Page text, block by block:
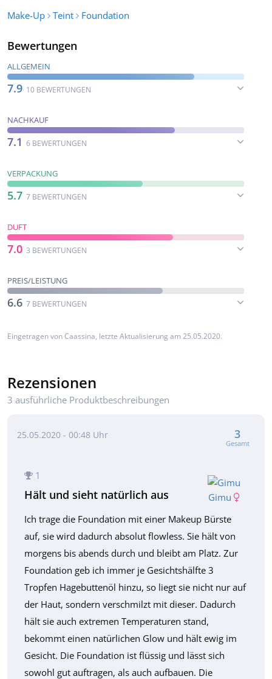
Make-Up Teint Foundation
Bewertungen
ALLGEMEIN
7.9 10 BEWERTUNGEN
NACHKAUF
7.1 6 BEWERTUNGEN
VERPACKUNG
5.7 7 BEWERTUNGEN
DUFT
7.0 3 BEWERTUNGEN
PREIS/LEISTUNG
6.6 7 BEWERTUNGEN
Eingetragen vonCaassina, letzte Aktualisierung am 25.05.2020.
Rezensionen
3 ausführliche Produktbeschreibungen
25.05.2020 - 00:48 Uhr 3
Gesamt
Gimu
1
Hält und sieht natürlich aus
Ich trage die Foundation mit einer Makeup Bürste
auf, sie wird dadurch absolut flowless. Sie hält von
morgens bis abends durch und bleibt am Platz. Zur
Foundation geb ich immer je Gesichtshälfte 3
Tropfen Hagebuttenöl hinzu, so liegt sie nicht nur auf
der Haut, sondern verschmilzt mit dieser. Dadurch
hält sie auch extremen Temperaturen stand,
bekommt einen natürlichen Glow und hält ewig im
Gesicht. Die Foundation ist flüssig und lässt sich
sowohl gut auftragen, als auch aufbauen. Die